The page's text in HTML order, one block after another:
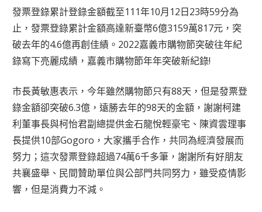
發票登錄累計登錄金額截至111年10月12日23時59分為
止，發票登錄累計金額高達新臺幣6億3159萬817元，突
破去年的4.6億再創佳績。2022嘉義市購物節突破往年紀
錄寫下亮麗成績，嘉義市購物節年年突破新紀錄!
市長黃敏惠表示，今年雖然購物節只有88天，但是發票登
錄金額卻突破6.3億，遠勝去年的98天的金額，謝謝柯建
利董事長與柯怡君副總提供金石龍悅輕豪宅、陳資雲理事
長提供10部Gogoro，大家攜手合作，共同為經濟發展而
努力；這次發票登錄超過74萬6千多筆，謝謝所有好朋友
共襄盛舉、民間贊助單位與公部門共同努力，雖受疫情影
響，但是消費力不減。